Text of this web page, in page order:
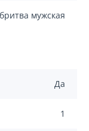
мужская
Да
1